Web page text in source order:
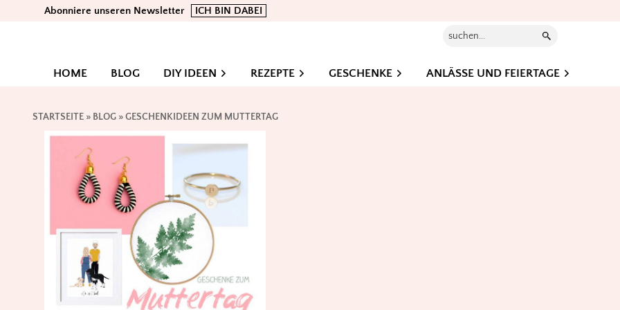
Abonniere unseren Newsletter ICH BIN DABEI
Suchen...
HOME BLOG DIY IDEEN REZEPTE GESCHENKE ANLÄSSE UND FEIERTAGE
STARTSEITE» BLOG»GESCHENKIDEEN ZUM MUTTERTAG